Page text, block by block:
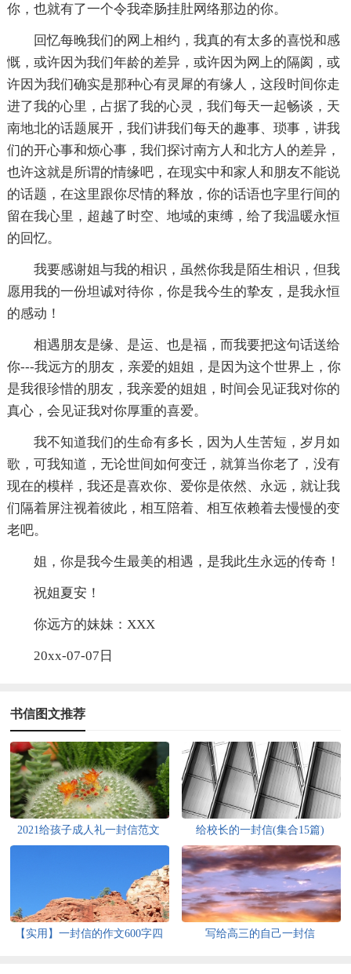
你，也就有了一个令我牵肠挂肚网络那边的你。
回忆每晚我们的网上相约，我真的有太多的喜悦和感
慨，或许因为我们年龄的差异，或许因为网上的隔阂，或
许因为我们确实是那种心有灵犀的有缘人，这段时间你走
进了我的心里，占据了我的心灵，我们每天一起畅谈，天
南地北的话题展开，我们讲我们每天的趣事、琐事，讲我
们的开心事和烦心事，我们探讨南方人和北方人的差异，
也许这就是所谓的情缘吧，在现实中和家人和朋友不能说
的话题，在这里跟你尽情的释放，你的话语也字里行间的
留在我心里，超越了时空、地域的束缚，给了我温暖永恒
的回忆。
我要感谢姐与我的相识，虽然你我是陌生相识，但我
愿用我的一份坦诚对待你，你是我今生的挚友，是我永恒
的感动！
相遇朋友是缘、是运、也是福，而我要把这句话送给
你---我远方的朋友，亲爱的姐姐，是因为这个世界上，你
是我很珍惜的朋友，我亲爱的姐姐，时间会见证我对你的
真心，会见证我对你厚重的喜爱。
我不知道我们的生命有多长，因为人生苦短，岁月如
歌，可我知道，无论世间如何变迁，就算当你老了，没有
现在的模样，我还是喜欢你、爱你是依然、永远，就让我
们隔着屏注视着彼此，相互陪着、相互依赖着去慢慢的变
老吧。
姐，你是我今生最美的相遇，是我此生永远的传奇！
祝姐夏安！
你远方的妹妹：XXX
20xx-07-07日
书信图文推荐
2021给孩子成人礼一封信范文
给校长的一封信(集合15篇)
【实用】一封信的作文600字四
写给高三的自己一封信